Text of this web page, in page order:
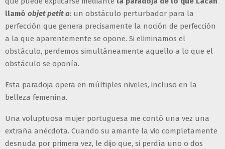
llamó objet petit a: un obstáculo perturbador para la
perfección que genera precisamente la noción de perfección
a la que aparentemente se opone. Si eliminamos el
obstáculo, perdemos simultáneamente aquello a lo que el
obstáculo se oponía.
Esta paradoja opera en múltiples niveles, incluso en la
belleza femenina.
Una voluptuosa mujer portuguesa me contó una vez una
extraña anécdota. Cuando su amante la vio completamente
desnuda por primera vez, le dijo que, si perdía uno o dos